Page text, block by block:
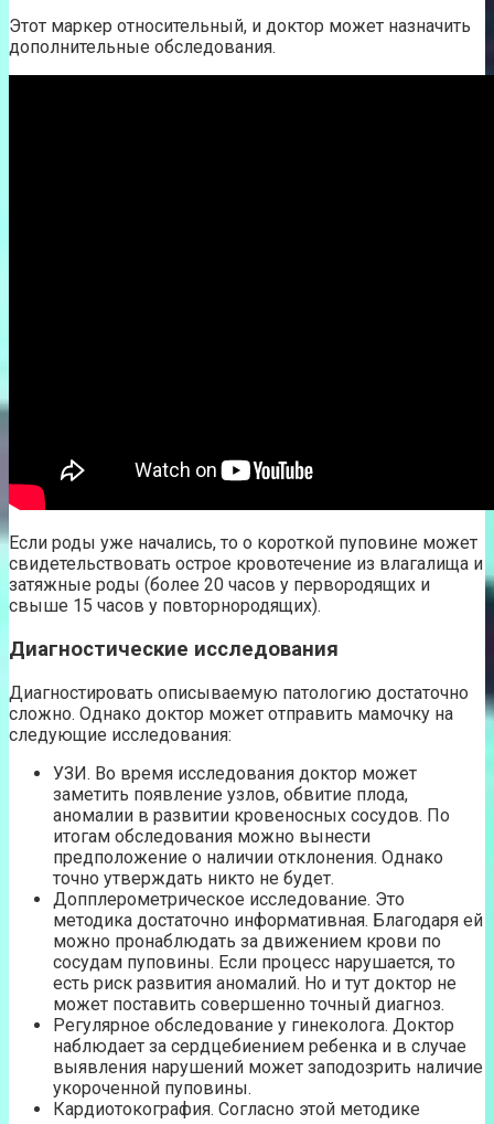
Этот маркер относительный, и доктор может назначить
дополнительные обследования.
Если роды уже начались, то о короткой пуповине может
свидетельствовать острое кровотечение из влагалища и
затяжные роды (более 20 часов у первородящих и
свыше 15 часов у повторнородящих).
Диагностические исследования
Диагностировать описываемую патологию достаточно
сложно. Однако доктор может отправить мамочку на
следующие исследования:
УЗИ. Во время исследования доктор может
заметить появление узлов, обвитие плода,
аномалии в развитии кровеносных сосудов. По
итогам обследования можно вынести
предположение о наличии отклонения. Однако
точно утверждать никто не будет.
Допплерометрическое исследование. Это
методика достаточно информативная. Благодаря ей
можно пронаблюдать за движением крови по
сосудам пуповины. Если процесс нарушается, то
есть риск развития аномалий. Но и тут доктор не
может поставить совершенно точный диагноз.
Регулярное обследование у гинеколога. Доктор
наблюдает за сердцебиением ребенка и в случае
выявления нарушений может заподозрить наличие
укороченной пуповины.
Кардиотокография. Согласно этой методике